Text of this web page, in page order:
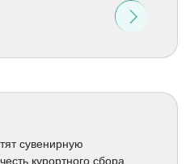
сувенирную
курортного сбора